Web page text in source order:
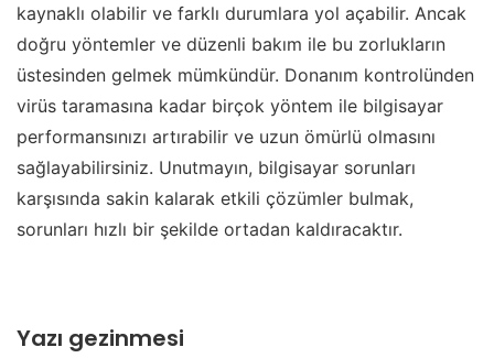
kaynaklı olabilir ve farklı durumlara yol açabilir. Ancak
doğru yöntemler ve düzenli bakım ile bu zorlukların
üstesinden gelmek mümkündür. Donanım kontrolünden
virüs taramasına kadar birçok yöntem ile bilgisayar
performansınızı artırabilir ve uzun ömürlü olmasını
sağlayabilirsiniz. Unutmayın, bilgisayar sorunları
karşısında sakin kalarak etkili çözümler bulmak,
sorunları hızlı bir şekilde ortadan kaldıracaktır.
Yazı gezinmesi